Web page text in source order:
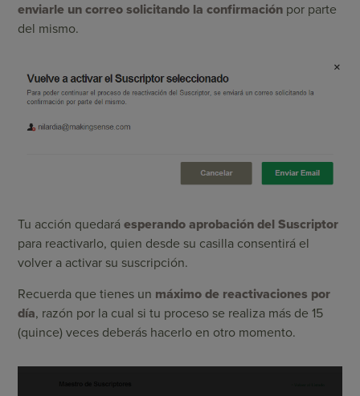
enviarle un correo solicitando la confirmación por parte
del mismo.
Tu acción quedaráesperando aprobación del Suscriptor
para reactivarlo, quien desde su casilla consentirá el
volver a activar su suscripción.
Recuerda que tienes un máximo de reactivaciones por
día, razón por la cual si tu proceso se realiza más de 15
(quince) veces deberás hacerlo en otro momento.